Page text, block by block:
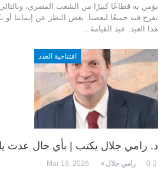
يؤمن به قطاعًا كبيرًا من الشعب المصري،
نفرح فيه جميعًا لبعضنا. بغض النظر عن إيماننا أو
هذا العيد. عيد القيامة…
افتتاحية العدد
د. رامي جلال يكتب | بأي حال عدت
رامي جلال Mar 18, 2026